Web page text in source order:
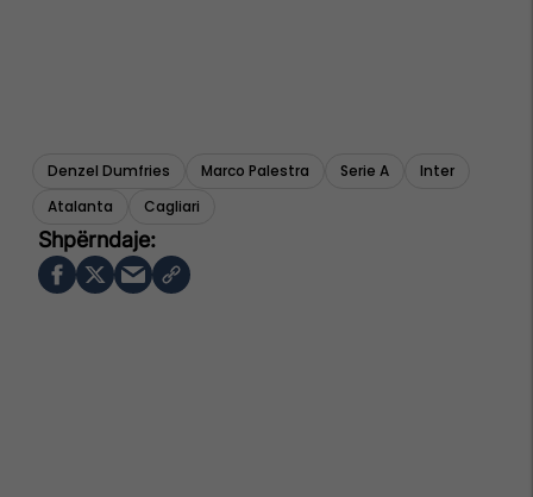
Denzel Dumfries Marco Palestra Serie A
Inter
Atalanta
Cagliari